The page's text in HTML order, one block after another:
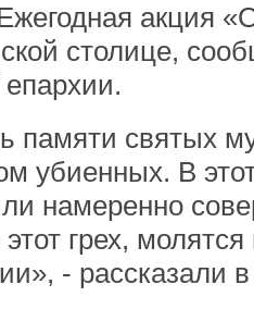
акция
столице,
епархии.
памяти святых
убиенных. В
намеренно
этот грех,
- рассказали